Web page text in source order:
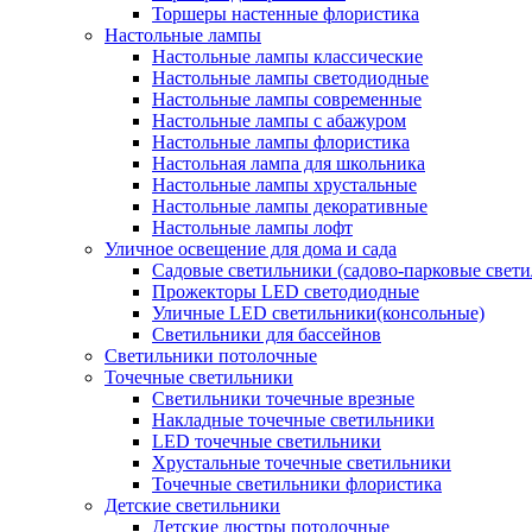
Торшеры настенные флористика
Настольные лампы
Настольные лампы классические
Настольные лампы светодиодные
Настольные лампы современные
Настольные лампы с абажуром
Настольные лампы флористика
Настольная лампа для школьника
Настольные лампы хрустальные
Настольные лампы декоративные
Настольные лампы лофт
Уличное освещение для дома и сада
Садовые светильники (садово-парковые
Прожекторы LED светодиодные
Уличные LED светильники(консольные)
Светильники для бассейнов
Светильники потолочные
Точечные светильники
Светильники точечные врезные
Накладные точечные светильники
LED точечные светильники
Хрустальные точечные светильники
Точечные светильники флористика
Детские светильники
Детские люстры потолочные